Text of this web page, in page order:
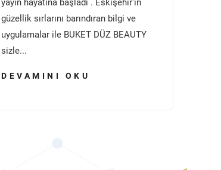
yayın hayatına başladı . Eskişehir'in
güzellik sırlarını barındıran bilgi ve
uygulamalar ile BUKET DÜZ BEAUTY
sizle...
DEVAMINI OKU